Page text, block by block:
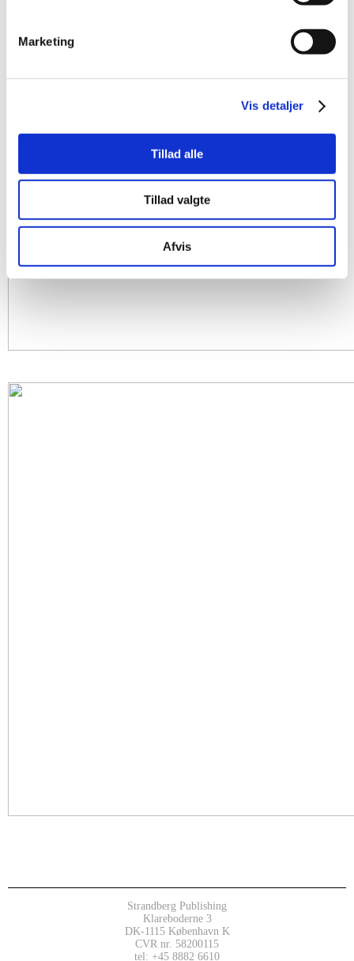
Marketing
Vis detaljer
Tillad alle
Tillad valgte
Afvis
Strandberg Publishing
Klareboderne 3
DK-1115 København K
CVR nr. 58200115
tel: +45 8882 6610